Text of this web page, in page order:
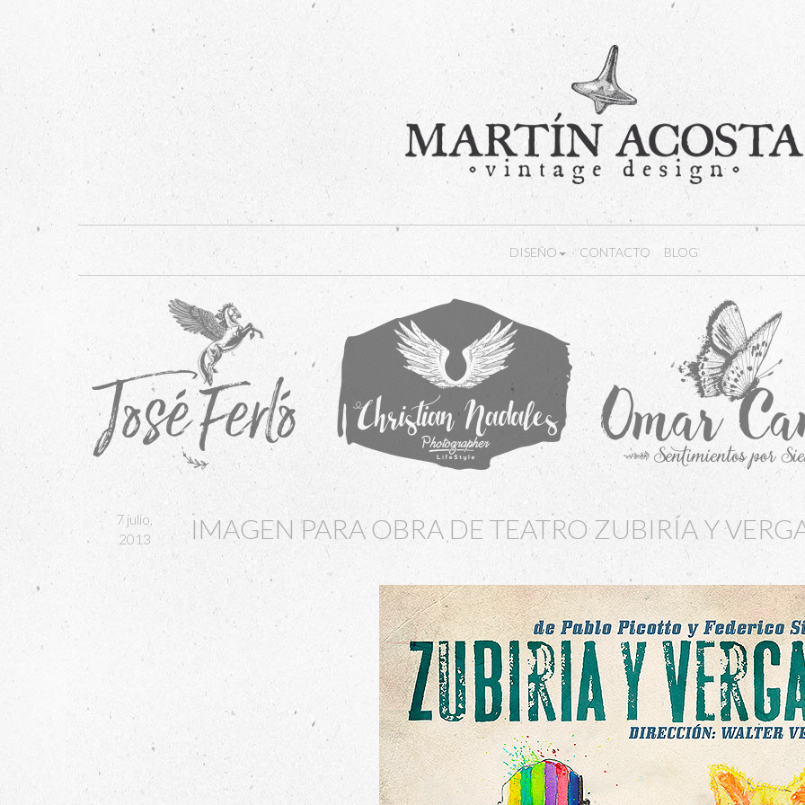
DISEÑO CONTACTO BLOG
7 julio,
2013
IMAGEN PARA OBRA DE TEATRO ZUBIRÍA Y